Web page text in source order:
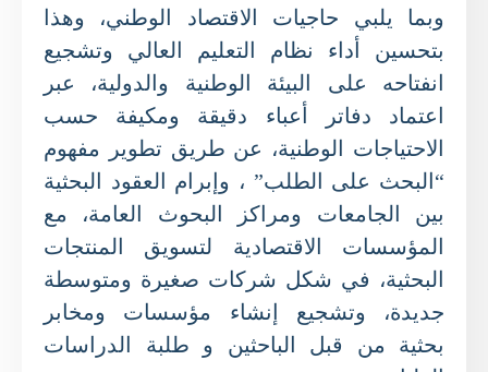
وبما يلبي حاجيات الاقتصاد الوطني، وهذا
بتحسين أداء نظام التعليم العالي وتشجيع
انفتاحه على البيئة الوطنية والدولية، عبر
اعتماد دفاتر أعباء دقيقة ومكيفة حسب
الاحتياجات الوطنية، عن طريق تطوير مفهوم
“البحث على الطلب” ، وإبرام العقود البحثية
بين الجامعات ومراكز البحوث العامة، مع
المؤسسات الاقتصادية لتسويق المنتجات
البحثية، في شكل شركات صغيرة ومتوسطة
جديدة، وتشجيع إنشاء مؤسسات ومخابر
بحثية من قبل الباحثين و طلبة الدراسات